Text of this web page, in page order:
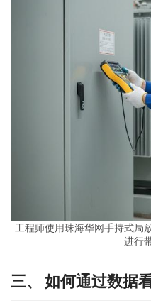
工程师使用珠海华网手持式局
进行
三、 如何通过数据